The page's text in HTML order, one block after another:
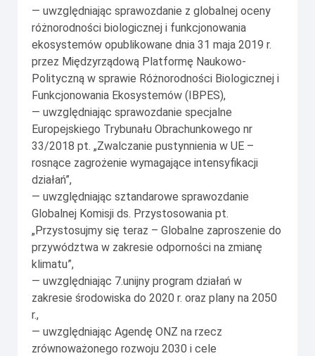
— uwzględniając sprawozdanie z globalnej oceny
różnorodności biologicznej i funkcjonowania
ekosystemów opublikowane dnia 31 maja 2019 r.
przez Międzyrządową Platformę Naukowo-
Polityczną w sprawie Różnorodności Biologicznej i
Funkcjonowania Ekosystemów (IBPES),
— uwzględniając sprawozdanie specjalne
Europejskiego Trybunału Obrachunkowego nr
33/2018 pt. „Zwalczanie pustynnienia w UE –
rosnące zagrożenie wymagające intensyfikacji
działań”,
— uwzględniając sztandarowe sprawozdanie
Globalnej Komisji ds. Przystosowania pt.
„Przystosujmy się teraz – Globalne zaproszenie do
przywództwa w zakresie odporności na zmianę
klimatu”,
— uwzględniając 7.unijny program działań w
zakresie środowiska do 2020 r. oraz plany na 2050
r.,
— uwzględniając Agendę ONZ na rzecz
zrównoważonego rozwoju 2030 i cele